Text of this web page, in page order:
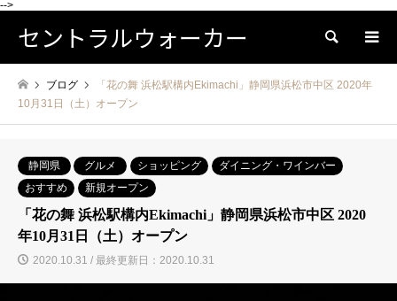
-->
セントラルウォーカー 検索
ブログ
「花の舞 浜松駅構内Ekimachi」静岡県浜松市中区 2020年
10月31日（土）オープン
静岡県 グルメ ショッピング
ダイニング・ワインバー
おすすめ
新規オープン
「花の舞 浜松駅構内Ekimachi」静岡県浜松市中区 2020
年10月31日（土）オープン
2020.10.31 / 最終更新日：2020.10.31